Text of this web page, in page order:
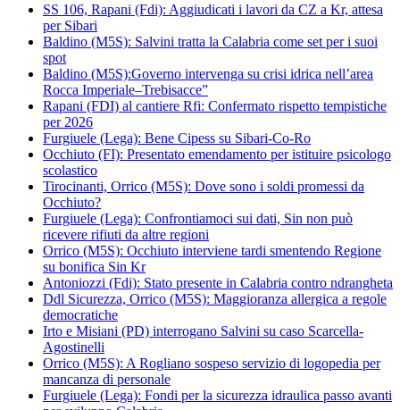
SS 106, Rapani (Fdi): Aggiudicati i lavori da CZ a Kr, attesa
per Sibari
Baldino (M5S): Salvini tratta la Calabria come set per i suoi
spot
Baldino (M5S):Governo intervenga su crisi idrica nell’area
Rocca Imperiale–Trebisacce”
Rapani (FDI) al cantiere Rfi: Confermato rispetto tempistiche
per 2026
Furgiuele (Lega): Bene Cipess su Sibari-Co-Ro
Occhiuto (FI): Presentato emendamento per istituire psicologo
scolastico
Tirocinanti, Orrico (M5S): Dove sono i soldi promessi da
Occhiuto?
Furgiuele (Lega): Confrontiamoci sui dati, Sin non può
ricevere rifiuti da altre regioni
Orrico (M5S): Occhiuto interviene tardi smentendo Regione
su bonifica Sin Kr
Antoniozzi (Fdi): Stato presente in Calabria contro ndrangheta
Ddl Sicurezza, Orrico (M5S): Maggioranza allergica a regole
democratiche
Irto e Misiani (PD) interrogano Salvini su caso Scarcella-
Agostinelli
Orrico (M5S): A Rogliano sospeso servizio di logopedia per
mancanza di personale
Furgiuele (Lega): Fondi per la sicurezza idraulica passo avanti